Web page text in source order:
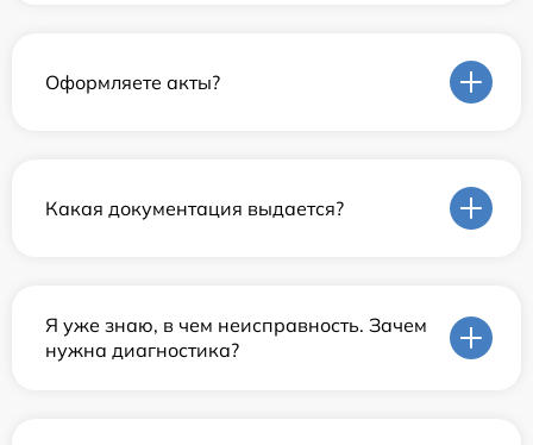
Оформляете акты?
Какая документация выдается?
Я уже знаю, в чем неисправность. Зачем
нужна диагностика?